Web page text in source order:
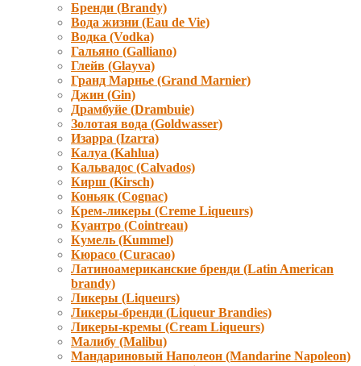
Бренди (Brandy)
Вода жизни (Eau de Vie)
Водка (Vodka)
Гальяно (Galliano)
Глейв (Glayva)
Гранд Марнье (Grand Marnier)
Джин (Gin)
Драмбуйе (Drambuie)
Золотая вода (Goldwasser)
Изарра (Izarra)
Калуа (Kahlua)
Кальвадос (Calvados)
Кирш (Kirsch)
Коньяк (Cognac)
Крем-ликеры (Creme Liqueurs)
Куантро (Cointreau)
Кумель (Kummel)
Кюрасо (Curacao)
Латиноамериканские бренди (Latin American
brandy)
Ликеры (Liqueurs)
Ликеры-бренди (Liqueur Brandies)
Ликеры-кремы (Cream Liqueurs)
Малибу (Malibu)
Мандариновый Наполеон (Mandarine Napoleon)